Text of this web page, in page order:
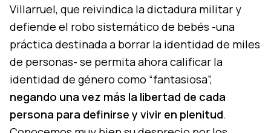
Villarruel, que reivindica la dictadura militar y
defiende el robo sistemático de bebés -una
práctica destinada a borrar la identidad de miles
de personas- se permita ahora calificar la
identidad de género como “fantasiosa”,
negando una vez más la libertad de cada
persona para definirse y vivir en plenitud.